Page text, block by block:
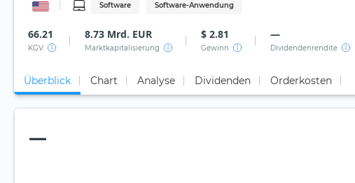
Software Software-Anwendung
66.21
KGV
8.73 Mrd. EUR
Marktkapitalisierung
$ 2.81
Gewinn
—
Dividendenrendite
Überblick Chart Analyse Dividenden Orderkosten
—